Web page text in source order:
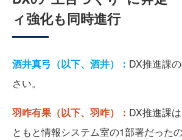
ィ強化も同時進行
酒井真弓（以下、酒井）： DX推進課
さい。
羽咋有果（以下、羽咋）： DX推進課
ともと情報システム室の1部署だった